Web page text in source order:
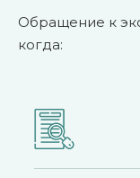
Обращение к
когда: